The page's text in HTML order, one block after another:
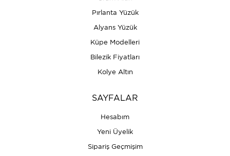
Pırlanta Yüzük
Alyans Yüzük
Küpe Modelleri
Bilezik Fiyatları
Kolye Altın
SAYFALAR
Hesabım
Yeni Üyelik
Sipariş Geçmişim